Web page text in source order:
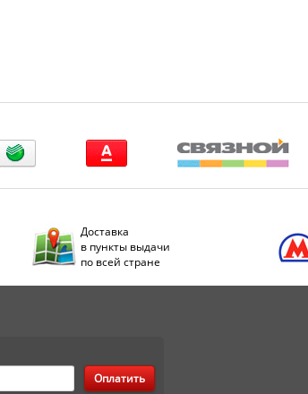
Доставка
в пункты выдачи
по всей стране
Оплатить